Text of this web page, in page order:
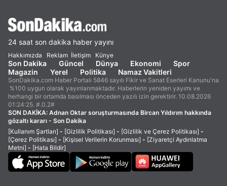
24 saat son dakika haber yayını
Hakkımızda Reklam İletişim Künye
Son Dakika Güncel Dünya Ekonomi
Spor
Magazin
Yerel Politika Namaz Vakitleri
SonDakika.com Haber Portalı 5846 sayılı Fikir ve Sanat Eserleri Kanunu'na
%100 uygun olarak yayınlanmaktadır. Haberlerin yeniden yayımı ve
herhangi bir ortamda basılması önceden yazılı izin gerektirir. 10.08.2026
01:24:25. #.0.2#
SON DAKİKA: Adnan Oktar soruşturmasında Bircan Yıldırım hakkında
gözaltı kararı - Son Dakika
[Kullanım Şartları] - [Gizlilik Politikası] - [Gizlilik ve Çerez Politikası] -
[Çerez Politikası] - [Kişisel Verilerin Korunması] - [Ziyaretçi Aydınlatma
Metni] - [Hata Bildir]